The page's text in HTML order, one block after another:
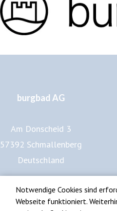
Notwendige Cookies sind
Webseite funktioniert.
burgbad AG
Am Donscheid 3
57392 Schmallenberg
Deutschland
www.burgbad.de
Impressum
Datenschutz